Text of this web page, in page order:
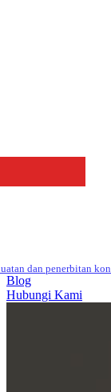
dan penerbitan
Blog
Hubungi Kami